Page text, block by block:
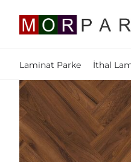
Laminat Parke İthal